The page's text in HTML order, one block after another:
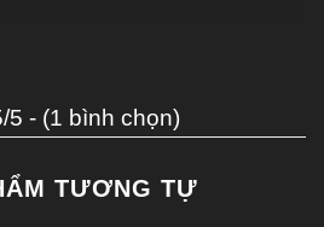
5 - (1 bình chọn)
TƯƠNG TỰ